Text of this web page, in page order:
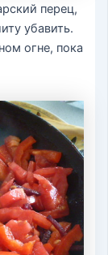
перец,
убавить.
огне, пока